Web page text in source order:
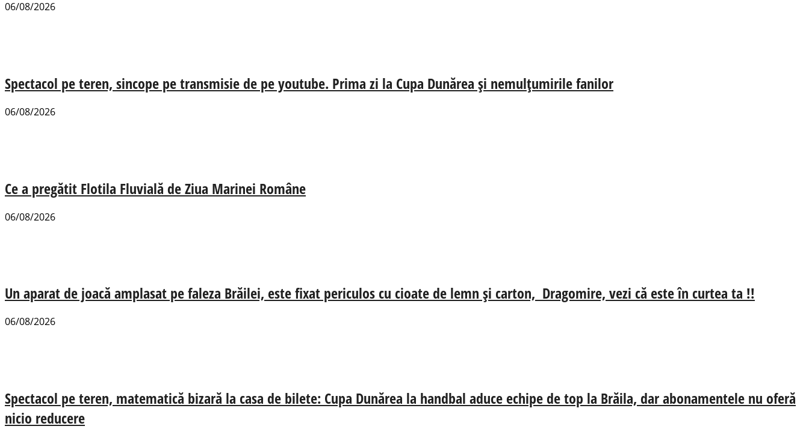
06/08/2026
Spectacol pe teren, sincope pe transmisie de pe youtube. Prima zi la Cupa Dunărea și nemulțumirile fanilor
06/08/2026
Ce a pregătit Flotila Fluvială de Ziua Marinei Române
06/08/2026
Un aparat de joacă amplasat pe faleza Brăilei, este fixat periculos cu cioate de lemn și carton, Dragomire, vezi că este în curtea ta !!
06/08/2026
Spectacol pe teren, matematică bizară la casa de bilete: Cupa Dunărea la handbal aduce echipe de top la Brăila, dar abonamentele nu oferă
nicio reducere